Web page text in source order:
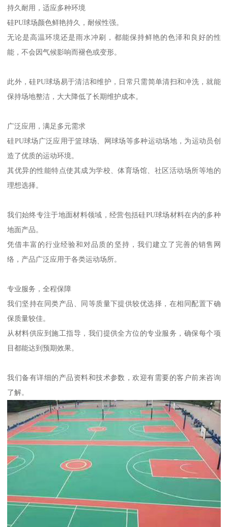
持久耐用，适应多种环境
硅PU球场颜色鲜艳持久，耐候性强。
无论是高温环境还是雨水冲刷，都能保持鲜艳的色泽和良好的性
能，不会因气候影响而褪色或变形。
此外，硅PU球场易于清洁和维护，日常只需简单清扫和冲洗，就能
保持场地整洁，大大降低了长期维护成本。
广泛应用，满足多元需求
硅PU球场广泛应用于篮球场、网球场等多种运动场地，为运动员创
造了优质的运动环境。
其优异的性能特点使其成为学校、体育场馆、社区活动场所等地的
理想选择。
我们始终专注于地面材料领域，经营包括硅PU球场材料在内的多种
地面产品。
凭借丰富的行业经验和对品质的坚持，我们建立了完善的销售网
络，产品广泛应用于各类运动场所。
专业服务，全程保障
我们坚持在同类产品、同等质量下提供较优选择，在相同配置下确
保质量较佳。
从材料供应到施工指导，我们提供全方位的专业服务，确保每个项
目都能达到预期效果。
我们备有详细的产品资料和技术参数，欢迎有需要的客户前来咨询
了解。